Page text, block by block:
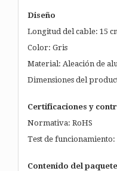
Diseño
Longitud del cable: 15
Color: Gris
Material: Aleación de
Dimensiones del
Certificaciones y
Normativa: RoHS
Test de funcionamiento:
Contenido del paquete